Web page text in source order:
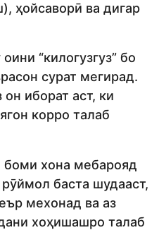
ҳойсаворӣ ва дигар
“килогузгуз” бо
сурат мегирад.
иборат аст, ки
корро талаб
боми хона мебарояд
баста шудааст,
мехонад ва аз
хоҳишашро талаб